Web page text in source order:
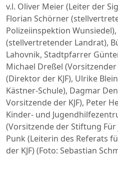
v.l. Oliver Meier (Leiter der
Florian Schörner
Polizeiinspektion
(stellvertretender Landrat),
Lahovnik, Stadtpfarrer
Michael Dreßel (Vorsitzender
(Direktor der KJF), Ulrike
Kästner-Schule), Dagmar
Vorsitzende der KJF), Peter
Kinder- und
(Vorsitzende der Stiftung Für
Punk (Leiterin des Referats
der KJF) (Foto: Sebastian